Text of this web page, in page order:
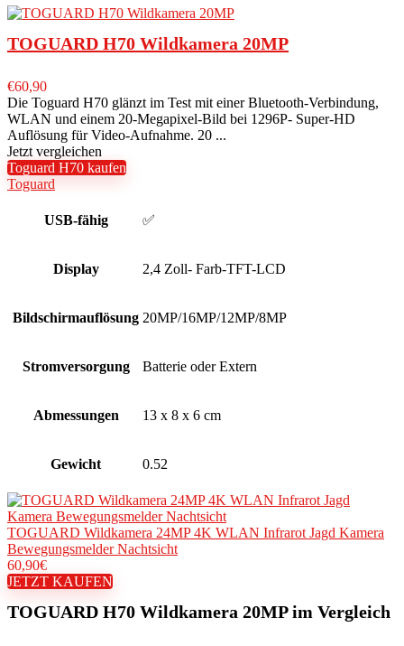
TOGUARD H70 Wildkamera 20MP
€60,90
Die Toguard H70 glänzt im Test mit einer Bluetooth-Verbindung,
WLAN und einem 20-Megapixel-Bild bei 1296P- Super-HD
Auflösung für Video-Aufnahme. 20 ...
Jetzt vergleichen
Toguard H70 kaufen
Toguard
USB-fähig ✅
Display 2,4 Zoll- Farb-TFT-LCD
Bildschirmauflösung 20MP/16MP/12MP/8MP
Stromversorgung Batterie oder Extern
Abmessungen 13 x 8 x 6 cm
Gewicht 0.52
TOGUARD Wildkamera 24MP 4K WLAN Infrarot Jagd Kamera
Bewegungsmelder Nachtsicht
60,90€
JETZT KAUFEN
TOGUARD H70 Wildkamera 20MP im Vergleich